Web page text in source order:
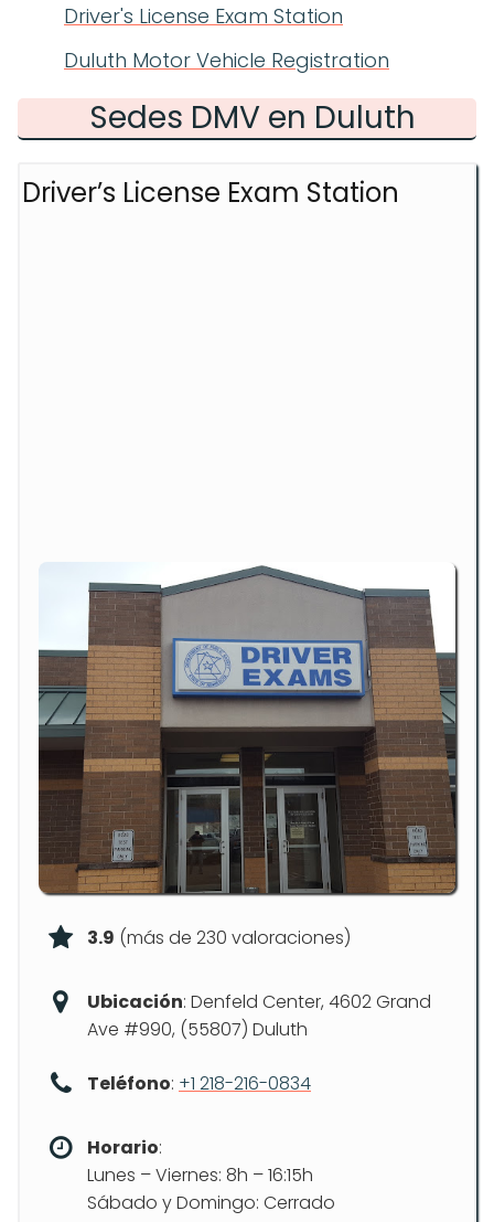
Driver's License Exam Station
Duluth Motor Vehicle Registration
Sedes DMV en Duluth
Driver’s License Exam Station
3.9 (más de 230 valoraciones)
Ubicación: Denfeld Center, 4602 Grand
Ave #990, (55807) Duluth
Teléfono: +1 218-216-0834
Horario:
Lunes – Viernes: 8h – 16:15h
Sábado y Domingo: Cerrado